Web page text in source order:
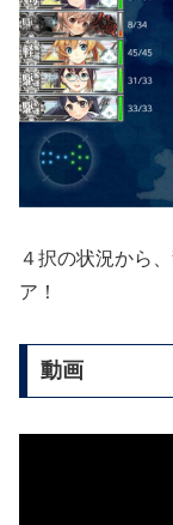
４択の状況から
ア！
動画